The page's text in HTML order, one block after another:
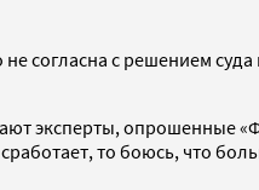
согласна с решением суда
эксперты, опрошенные
то боюсь, что